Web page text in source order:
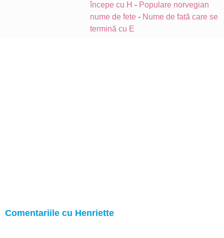
începe cu H - Populare norvegian
nume de fete - Nume de fată care se
termină cu E
Comentariile cu Henriette